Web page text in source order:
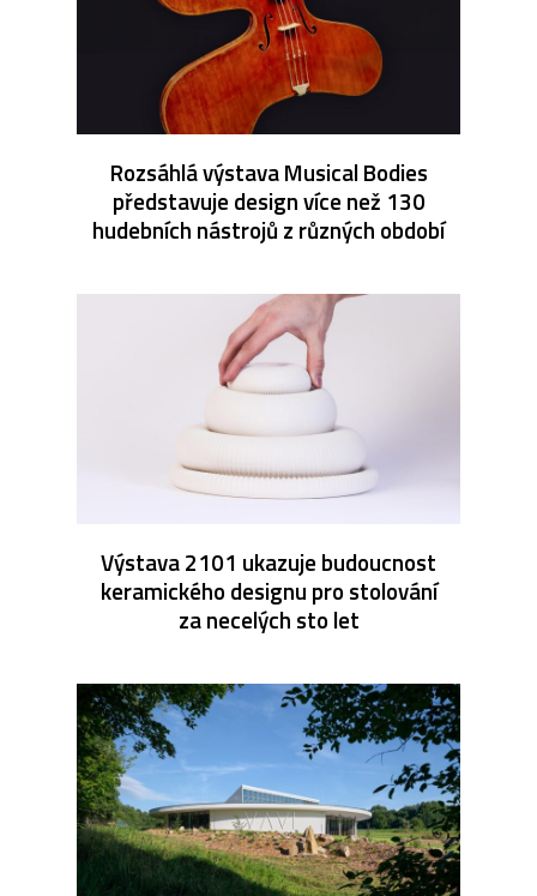
Rozsáhlá výstava Musical Bodies
představuje design více než 130
hudebních nástrojů z různých období
Výstava 2101 ukazuje budoucnost
keramického designu pro stolování
za necelých sto let